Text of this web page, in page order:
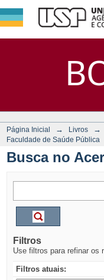
Página Inicial → Livros →
Faculdade de Saúde Pública
Busca no
Filtros
Use filtros para refinar os
Filtros atuais: